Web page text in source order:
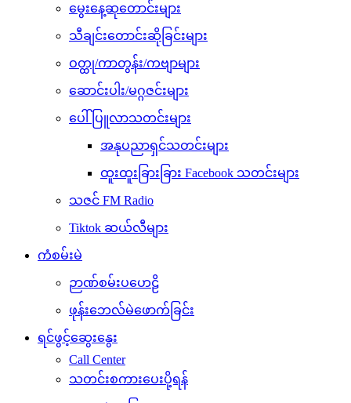
မွေးနေ့ဆုတောင်းများ
သီချင်းတောင်းဆိုခြင်းများ
ဝတ္ထု/ကာတွန်း/ကဗျာများ
ဆောင်းပါး/မဂ္ဂဇင်းများ
ပေါ်ပြူလာသတင်းများ
အနုပညာရှင်သတင်းများ
ထူးထူးခြားခြား Facebook သတင်းများ
သဇင် FM Radio
Tiktok ဆယ်လီများ
ကံစမ်းမဲ
ဉာဏ်စမ်းပဟေဠိ
ဖုန်းဘေလ်မဲဖောက်ခြင်း
ရင်ဖွင့်ဆွေးနွေး
Call Center
သတင်းစကားပေးပို့ရန်